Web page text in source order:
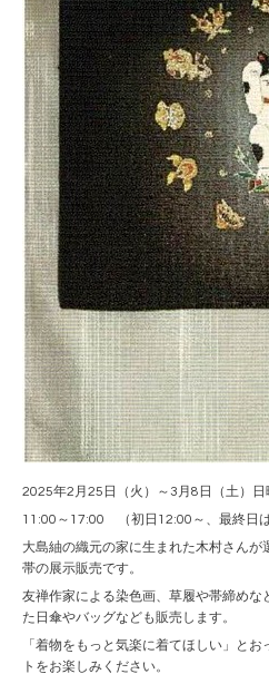
2025年2月25日（火）～3月8日（土）日
11:00～17:00 （初日12:00～、最終日は
大島紬の織元の家に生まれた木村さん
帯の展示販売です。
友禅作家による染色画、草履や帯締め
た日傘やバッグなども販売します。
「着物をもっと気楽に着てほしい」と
トをお楽しみください。